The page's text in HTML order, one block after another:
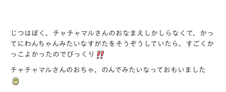
じつはぼく、チャチャマルさんのおなまえしかしらなくて、かっ
てにわんちゃんみたいなすがたをそうぞうしていたら、すごくか
っこよかったのでびっくり
チャチャマルさんのおちゃ、のんでみたいなっておもいました